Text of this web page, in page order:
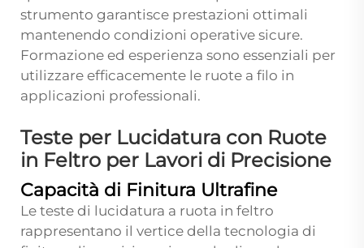
strumento garantisce prestazioni ottimali
mantenendo condizioni operative sicure.
Formazione ed esperienza sono essenziali per
utilizzare efficacemente le ruote a filo in
applicazioni professionali.
Teste per Lucidatura con Ruote
in Feltro per Lavori di Precisione
Capacità di Finitura Ultrafine
Le teste di lucidatura a ruota in feltro
rappresentano il vertice della tecnologia di